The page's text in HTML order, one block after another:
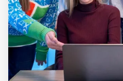
İngilizce
Dil Eğitimi
En Hızlı İngilizce
En Kolay İngilizce